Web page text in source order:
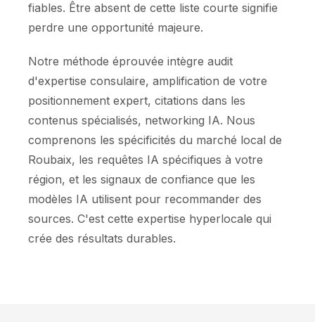
fiables. Être absent de cette liste courte signifie
perdre une opportunité majeure.
Notre méthode éprouvée intègre audit
d'expertise consulaire, amplification de votre
positionnement expert, citations dans les
contenus spécialisés, networking IA. Nous
comprenons les spécificités du marché local de
Roubaix, les requêtes IA spécifiques à votre
région, et les signaux de confiance que les
modèles IA utilisent pour recommander des
sources. C'est cette expertise hyperlocale qui
crée des résultats durables.